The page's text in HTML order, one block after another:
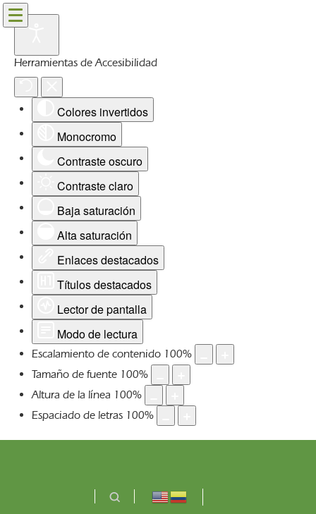
Herramientas de Accesibilidad
Colores invertidos
Monocromo
Contraste oscuro
Contraste claro
Baja saturación
Alta saturación
Enlaces destacados
Títulos destacados
Lector de pantalla
Modo de lectura
Escalamiento de contenido 100%
Tamaño de fuente 100%
Altura de la línea 100%
Espaciado de letras 100%